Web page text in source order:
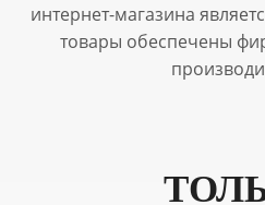
интернет-магазина
товары обеспечены